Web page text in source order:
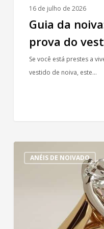
16 de julho de 2026
Guia da
prova do
Se você está prestes a
vestido de noiva, este…
ANÉIS DE NOIVADO